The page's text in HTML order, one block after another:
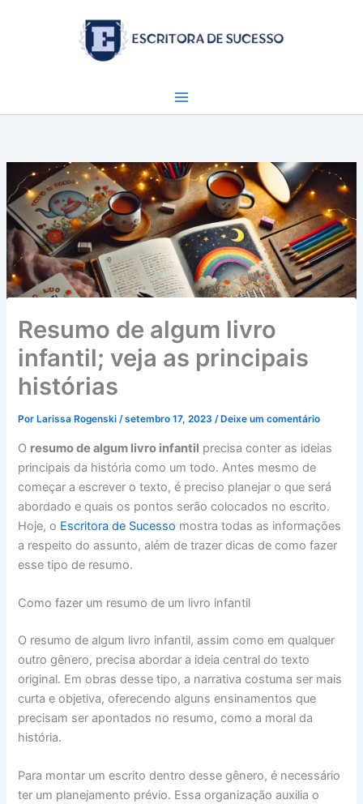
Resumo de algum livro
infantil; veja as principais
histórias
Por Larissa Rogenski/setembro 17, 2023/ Deixe um comentário
O resumo de algum livro infantil precisa conter as ideias
principais da história como um todo. Antes mesmo de
começar a escrever o texto, é preciso planejar o que será
abordado e quais os pontos serão colocados no escrito.
Hoje, o Escritora de Sucesso mostra todas as informações
a respeito do assunto, além de trazer dicas de como fazer
esse tipo de resumo.
Como fazer um resumo de um livro infantil
O resumo de algum livro infantil, assim como em qualquer
outro gênero, precisa abordar a ideia central do texto
original. Em obras desse tipo, a narrativa costuma ser mais
curta e objetiva, oferecendo alguns ensinamentos que
precisam ser apontados no resumo, como a moral da
história.
Para montar um escrito dentro desse gênero, é necessário
ter um planejamento prévio. Essa organização auxilia o